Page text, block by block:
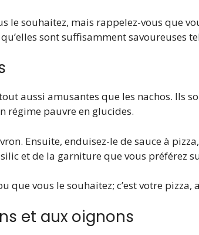
le souhaitez, mais rappelez-vous que
sont suffisamment savoureuses
aussi amusantes que les nachos. Ils
régime pauvre en glucides.
Ensuite, enduisez-le de sauce à
et de la garniture que vous préférez
que vous le souhaitez; c’est votre pizza,
et aux oignons